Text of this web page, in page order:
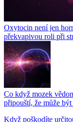
Oxytocin není jen
překvapivou roli při
Co když mozek
připouští, že může
Když poškodíte